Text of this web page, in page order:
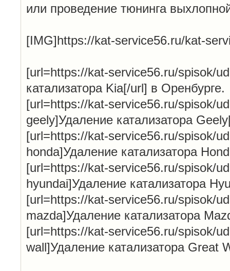
или проведение тюнинга
[IMG]https://kat-service56.ru/kat-
[url=https://kat-service56.ru/spisok/
катализатора Kia[/url] в Оренбурге.
[url=https://kat-service56.ru/spisok/
geely]Удаление катализатора
[url=https://kat-service56.ru/spisok/
honda]Удаление катализатора
[url=https://kat-service56.ru/spisok/
hyundai]Удаление катализатора
[url=https://kat-service56.ru/spisok/
mazda]Удаление катализатора
[url=https://kat-service56.ru/spisok/
wall]Удаление катализатора Great